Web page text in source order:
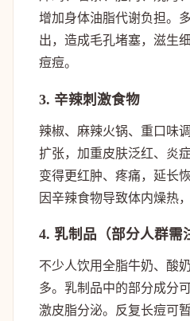
增加身体油脂代谢负担。
出，造成毛孔堵塞，滋生
痘痘。
3. 辛辣刺激食物
辣椒、麻辣火锅、重口味
扩张，加重皮肤泛红、炎
变得更红肿、疼痛，延长
因辛辣食物导致体内燥热
4. 乳制品（部分人群需
不少人饮用全脂牛奶、酸
多。乳制品中的部分成分
激皮脂分泌。反复长痘可